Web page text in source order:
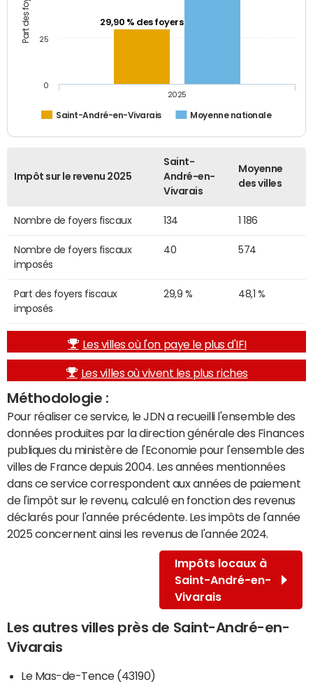
29,90 % des foyers
Saint-André-en-Vivarais Moyenne nationale
2025
0
25
Impôt sur le revenu 2025
Saint-
André-en-
Vivarais
Moyenne
des villes
Nombre de foyers fiscaux 134 1 186
Nombre de foyers fiscaux
imposés
40 574
Part des foyers fiscaux
imposés
29,9 % 48,1 %
Les villes où l'on paye le plus d'IFI
Les villes où vivent les plus riches
Méthodologie :
Pour réaliser ce service, le JDN a recueilli l'ensemble des
données produites par la direction générale des Finances
publiques du ministère de l'Economie pour l'ensemble des
villes de France depuis 2004. Les années mentionnées
dans ce service correspondent aux années de paiement
de l'impôt sur le revenu, calculé en fonction des revenus
déclarés pour l'année précédente. Les impôts de l'année
2025 concernent ainsi les revenus de l'année 2024.
Impôts locaux à
Saint-André-en-
Vivarais
Les autres villes près de Saint-André-en-
Vivarais
Le Mas-de-Tence (43190)